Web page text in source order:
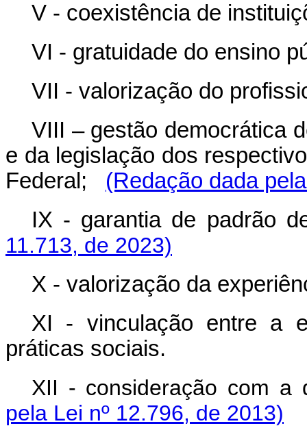
V - coexistência de
VI - gratuidade do ensino
VII - valorização do
VIII – gestão democrática
e da legislação dos
Federal; (Redação dada
IX - garantia de
11.713, de 2023)
X - valorização da
XI - vinculação entre a
práticas sociais.
XII - consideração com
pela Lei nº 12.796, de 2013)